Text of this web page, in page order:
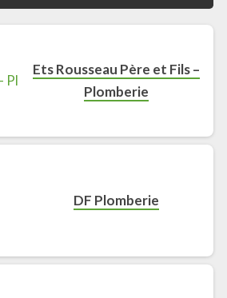
Ets Rousseau Père et Fils –
Plomberie
DF Plomberie